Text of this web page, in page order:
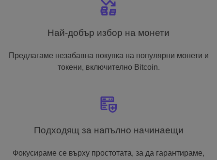
Най-добър избор на монети
Предлагаме незабавна покупка на популярни монети и
токени, включително Bitcoin.
Подходящ за напълно начинаещи
Фокусираме се върху простотата, за да гарантираме,